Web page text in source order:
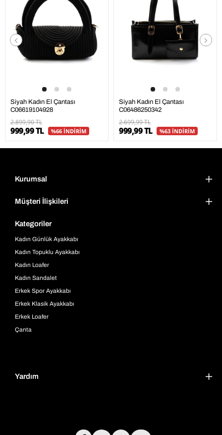
Siyah Kadın El Çantası
C06619104928
2.899,90 TL
999,99 TL %66 İNDİRİM
Siyah Kadın El Çantası
C06486250342
2.699,99 TL
999,99 TL %63 İNDİRİM
Kurumsal
Müşteri İlişkileri
Kategoriler
Kadın Günlük Ayakkabı
Kadın Topuklu Ayakkabı
Kadın Loafer
Kadın Sandalet
Erkek Spor Ayakkabı
Erkek Klasik Ayakkabı
Erkek Loafer
Çanta
Yardım